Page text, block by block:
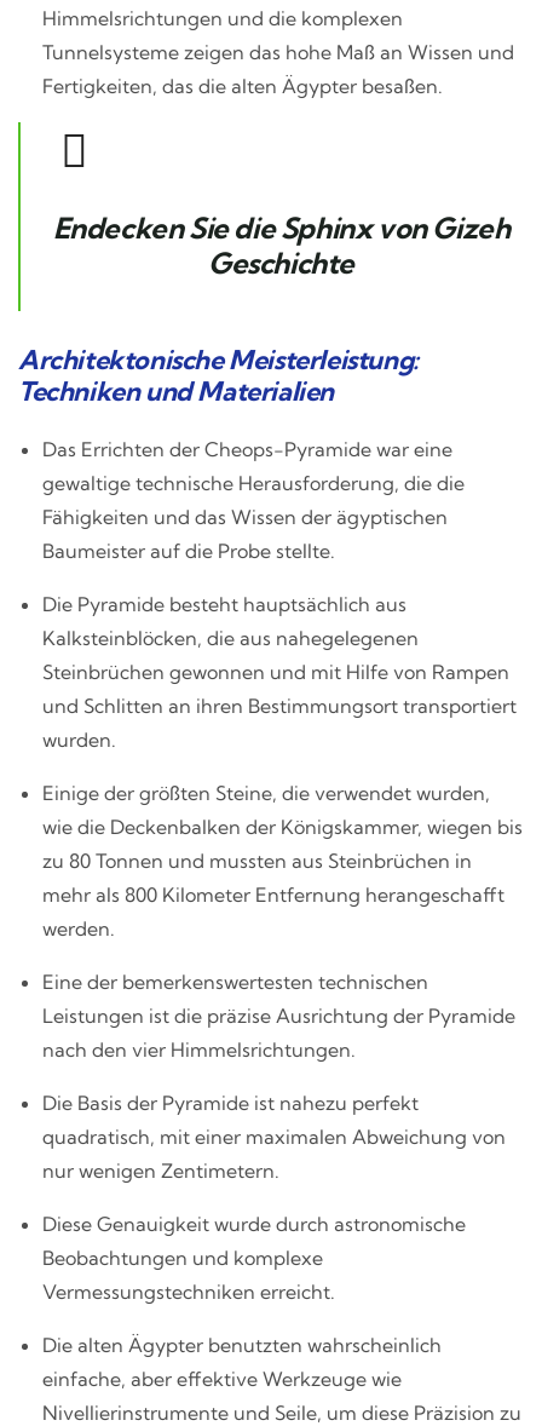
Himmelsrichtungen und die komplexen
Tunnelsysteme zeigen das hohe Maß an Wissen und
Fertigkeiten, das die alten Ägypter besaßen.
Endecken Sie die Sphinx von Gizeh
Geschichte
Architektonische Meisterleistung:
Techniken und Materialien
Das Errichten der Cheops-Pyramide war eine
gewaltige technische Herausforderung, die die
Fähigkeiten und das Wissen der ägyptischen
Baumeister auf die Probe stellte.
Die Pyramide besteht hauptsächlich aus
Kalksteinblöcken, die aus nahegelegenen
Steinbrüchen gewonnen und mit Hilfe von Rampen
und Schlitten an ihren Bestimmungsort transportiert
wurden.
Einige der größten Steine, die verwendet wurden,
wie die Deckenbalken der Königskammer, wiegen bis
zu 80 Tonnen und mussten aus Steinbrüchen in
mehr als 800 Kilometer Entfernung herangeschafft
werden.
Eine der bemerkenswertesten technischen
Leistungen ist die präzise Ausrichtung der Pyramide
nach den vier Himmelsrichtungen.
Die Basis der Pyramide ist nahezu perfekt
quadratisch, mit einer maximalen Abweichung von
nur wenigen Zentimetern.
Diese Genauigkeit wurde durch astronomische
Beobachtungen und komplexe
Vermessungstechniken erreicht.
Die alten Ägypter benutzten wahrscheinlich
einfache, aber effektive Werkzeuge wie
Nivellierinstrumente und Seile, um diese Präzision zu